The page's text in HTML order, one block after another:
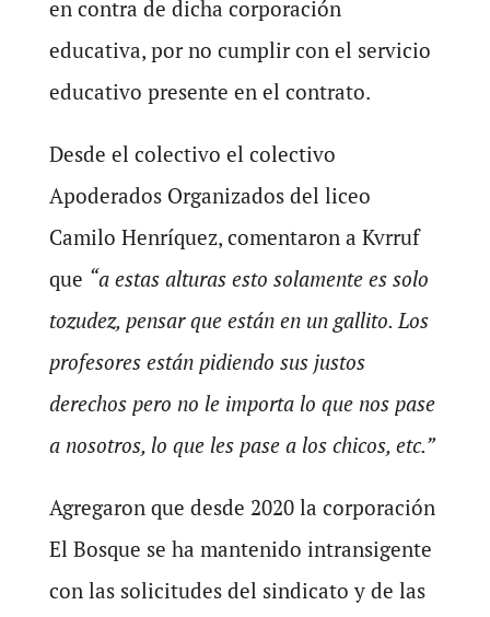
en contra de dicha corporación
educativa, por no cumplir con el servicio
educativo presente en el contrato.
Desde el colectivo el colectivo
Apoderados Organizados del liceo
Camilo Henríquez, comentaron a Kvrruf
que “a estas alturas esto solamente es solo
tozudez, pensar que están en un gallito. Los
profesores están pidiendo sus justos
derechos pero no le importa lo que nos pase
a nosotros, lo que les pase a los chicos, etc.”
Agregaron que desde 2020 la corporación
El Bosque se ha mantenido intransigente
con las solicitudes del sindicato y de las